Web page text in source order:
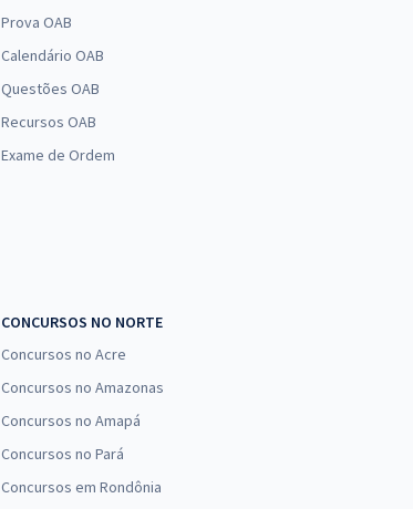
Prova OAB
Calendário OAB
Questões OAB
Recursos OAB
Exame de Ordem
CONCURSOS NO NORTE
Concursos no Acre
Concursos no Amazonas
Concursos no Amapá
Concursos no Pará
Concursos em Rondônia